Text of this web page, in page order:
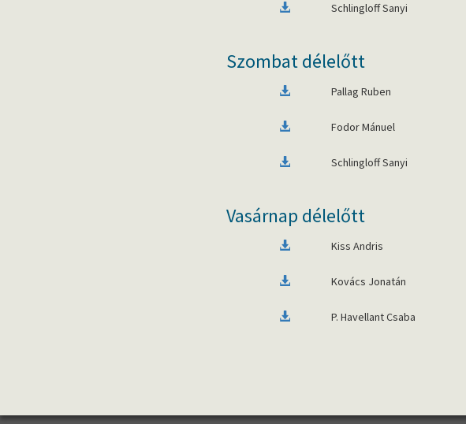
Schlingloff Sanyi
Szombat délelőtt
Pallag Ruben
Fodor Mánuel
Schlingloff Sanyi
Vasárnap délelőtt
Kiss Andris
Kovács Jonatán
P. Havellant Csaba